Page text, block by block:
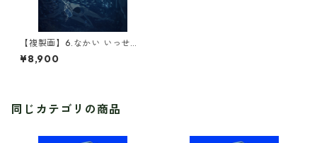
【複製画】6.なかい いっせい/
To the depths(1点限定)
¥8,900
同じカテゴリの商品